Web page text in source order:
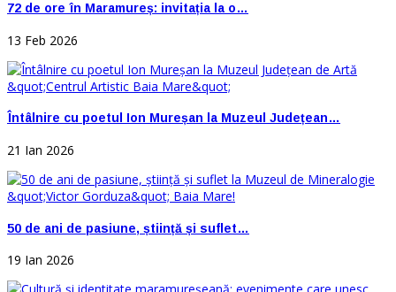
72 de ore în Maramureș: invitația la o…
13 Feb 2026
Întâlnire cu poetul Ion Mureșan la Muzeul Județean…
21 Ian 2026
50 de ani de pasiune, știință și suflet…
19 Ian 2026